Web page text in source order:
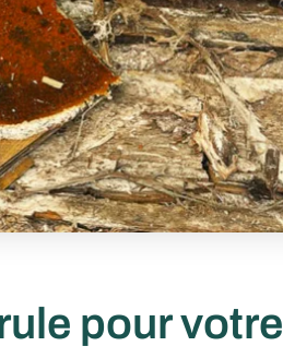
pour votre